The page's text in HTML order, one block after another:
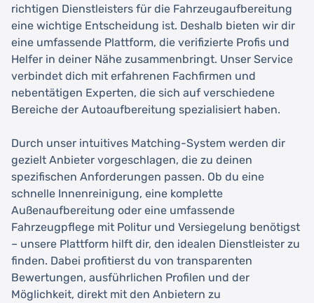
richtigen Dienstleisters für die Fahrzeugaufbereitung
eine wichtige Entscheidung ist. Deshalb bieten wir dir
eine umfassende Plattform, die verifizierte Profis und
Helfer in deiner Nähe zusammenbringt. Unser Service
verbindet dich mit erfahrenen Fachfirmen und
nebentätigen Experten, die sich auf verschiedene
Bereiche der Autoaufbereitung spezialisiert haben.
Durch unser intuitives Matching-System werden dir
gezielt Anbieter vorgeschlagen, die zu deinen
spezifischen Anforderungen passen. Ob du eine
schnelle Innenreinigung, eine komplette
Außenaufbereitung oder eine umfassende
Fahrzeugpflege mit Politur und Versiegelung benötigst
– unsere Plattform hilft dir, den idealen Dienstleister zu
finden. Dabei profitierst du von transparenten
Bewertungen, ausführlichen Profilen und der
Möglichkeit, direkt mit den Anbietern zu